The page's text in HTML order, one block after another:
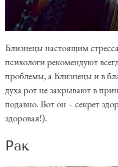
Близнецы настоящим
психологи рекомендуют
проблемы, а Близнецы и в
духа рот не закрывают в
подавно. Вот он – секрет
здоровая!).
Рак